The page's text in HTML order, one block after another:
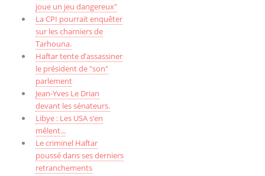
joue un jeu dangereux"
La CPI pourrait enquêter
sur les charniers de
Tarhouna.
Haftar tente d’assassiner
le président de "son"
parlement
Jean-Yves Le Drian
devant les sénateurs.
Libye : Les USA s’en
mêlent...
Le criminel Haftar
poussé dans ses derniers
retranchements